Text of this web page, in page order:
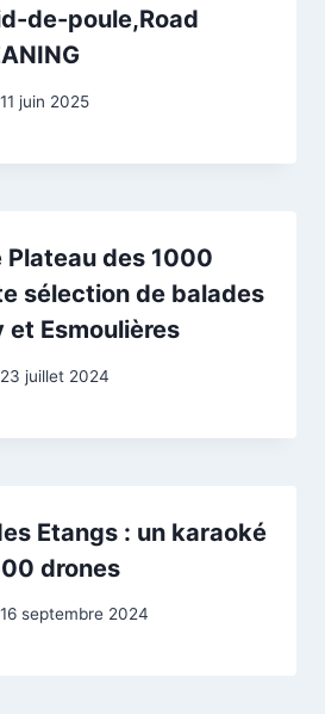
de-poule,Road
11 juin 2025
lateau des 1000
sélection de balades
et Esmoulières
23 juillet 2024
Etangs : un karaoké
drones
16 septembre 2024